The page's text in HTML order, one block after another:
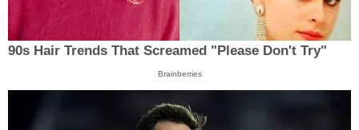
90s Hair Trends That Screamed "Please Don't Try"
Brainberries